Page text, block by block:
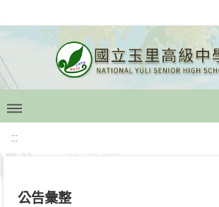
:::
公告彙整